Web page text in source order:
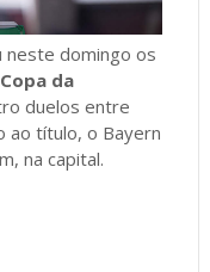
neste domingo os
Copa da
duelos entre
ao título, o Bayern
na capital.